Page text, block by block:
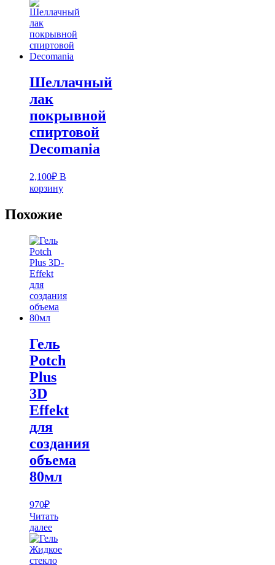
Шеллачный
лак
покрывной
спиртовой
Decomania
2,100₽ В
корзину
Похожие
Гель
Potch
Plus
3D
Effekt
для
создания
объема
80мл
970₽
Читать
далее